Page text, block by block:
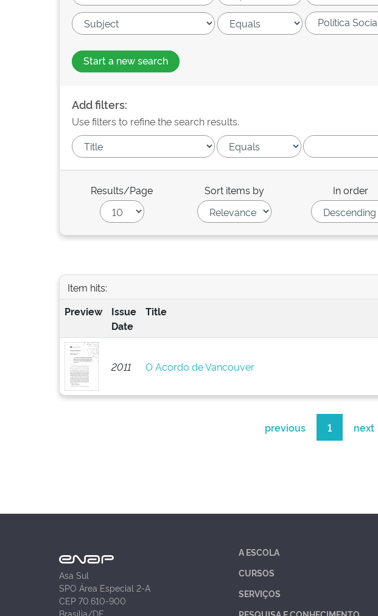
Start a new search
Add filters:
Use filters to refine the search results.
Results/Page Sort items by In order
Item hits:
Preview
Issue
Date
Title
2011 O Acordo de Vancouver
previous 1 next
Asa Sul
SPO Área Especial 2-A
CEP 70.610-900
Brasília/DF
A ESCOLA
CURSOS
SERVIÇOS